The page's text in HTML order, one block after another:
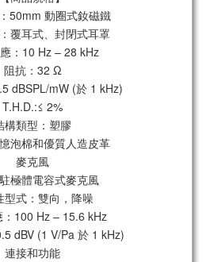
50mm 動圈式釹磁鐵
覆耳式、封閉式耳罩
：10 Hz – 28 kHz
阻抗：32 Ω
dBSPL/mW (於 1 kHz)
T.H.D.:≤ 2%
構類型：塑膠
泡棉和優質人造皮革
麥克風
極體電容式麥克風
型式：雙向，降噪
100 Hz – 15.6 kHz
dBV (1 V/Pa 於 1 kHz)
連接和功能